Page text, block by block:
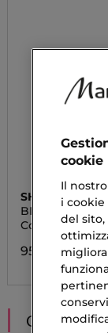
SHISEIDO
BIO
POUCH SET
Cofanetto
95,20 €
cookie
Il
i
del